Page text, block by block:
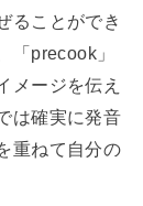
ることができ
「precook」
メージを伝え
は確実に発音
重ねて自分の